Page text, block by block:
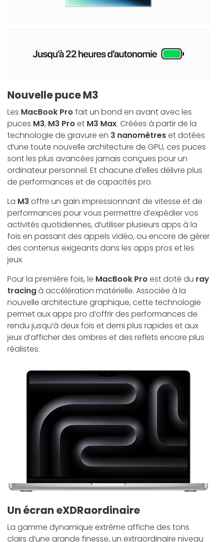
Nouvelle puce M3
Les MacBook Pro fait un bond en avant avec les
puces M3, M3 Pro et M3 Max. Créées à partir de la
technologie de gravure en 3 nanomètreset dotées
d’une toute nouvelle architecture de GPU, ces puces
sont les plus avancées jamais conçues pour un
ordinateur personnel. Et chacune d’elles délivre plus
de performances et de capacités pro.
La M3 offre un gain impressionnant de vitesse et de
performances pour vous permettre d’expédier vos
activités quotidiennes, d’utiliser plusieurs apps à la
fois en passant des appels vidéo, ou encore de gérer
des contenus exigeants dans les apps pros et les
jeux.
Pour la première fois, le MacBook Pro est doté du ray
tracingà accélération matérielle. Associée à la
nouvelle architecture graphique, cette technologie
permet aux apps pro d’offrir des performances de
rendu jusqu’à deux fois et demi plus rapides et aux
jeux d’afficherdes ombres et des reflets encore plus
réalistes.
Un écran eXDRaordinaire
La gamme dynamique extrême affiche des tons
clairs d’une grande finesse, un extra­ordinaire niveau